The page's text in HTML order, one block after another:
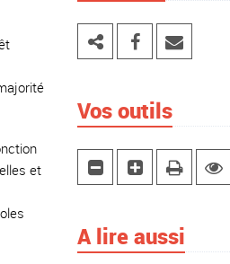
et
Vos outils
A lire aussi